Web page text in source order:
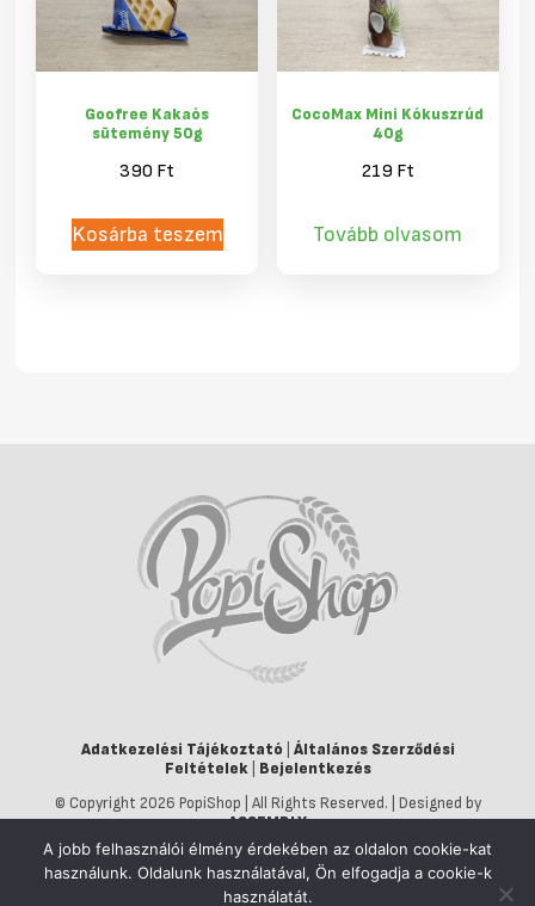
Goofree Kakaós
sütemény 50g
390 Ft
Kosárba teszem
CocoMax Mini Kókuszrúd
40g
219 Ft
Tovább olvasom
Adatkezelési Tájékoztató
Általános Szerződési
Feltételek| Bejelentkezés
© Copyright 2026 PopiShop | All Rights Reserved. | Designed by
ASSEMBLY
A jobb felhasználói élmény érdekében az oldalon cookie-kat
használunk. Oldalunk használatával, Ön elfogadja a cookie-k
használatát.